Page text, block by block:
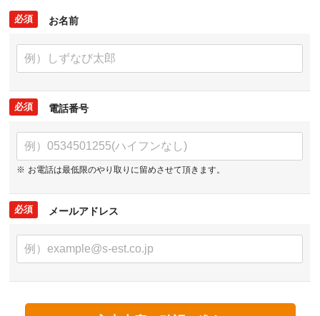
お名前
電話番号
お電話は最低限のやり取りに留めさせて頂きます。
メールアドレス